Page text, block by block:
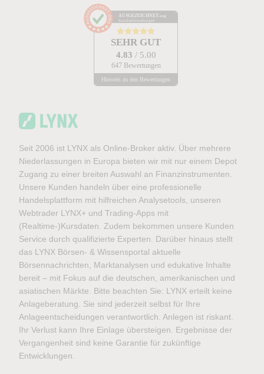
AUSGEZEICHNET .org
Kundenbewertungen
SEHR GUT
4.83 / 5.00
647 Bewertungen
Hinweis zu den Bewertungen
Seit 2006 ist LYNX als Online-Broker aktiv. Über mehrere
Niederlassungen in Europa bieten wir mit nur einem Depot
Zugang zu einer breiten Auswahl an Finanzinstrumenten.
Unsere Kunden handeln über eine professionelle
Handelsplattform mit hilfreichen Analysetools, unseren
Webtrader LYNX+ und Trading-Apps mit
(Realtime-)Kursdaten. Zudem bekommen unsere Kunden
Service durch qualifizierte Experten. Darüber hinaus stellt
das LYNX Börsen- & Wissensportal aktuelle
Börsennachrichten, Marktanalysen und edukative Inhalte
bereit – mit Fokus auf die deutschen, amerikanischen und
asiatischen Märkte. Bitte beachten Sie: LYNX erteilt keine
Anlageberatung. Sie sind jederzeit selbst für Ihre
Anlageentscheidungen verantwortlich. Anlegen ist riskant.
Ihr Verlust kann Ihre Einlage übersteigen. Ergebnisse der
Vergangenheit sind keine Garantie für zukünftige
Entwicklungen.